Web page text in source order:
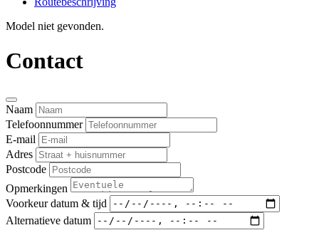
Model niet gevonden.
Contact
Naam
Telefoonnummer
E-mail
Adres
Postcode
Opmerkingen
Voorkeur datum & tijd
Alternatieve datum